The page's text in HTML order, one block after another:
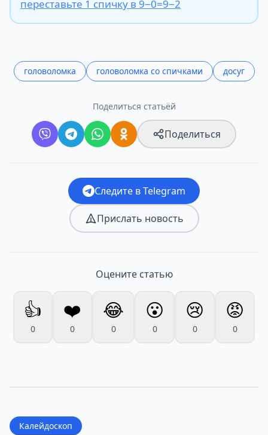
переставьте 1 спичку в 9−0=9−2
головоломка головоломка со спичками досуг
Поделиться статьёй
Поделиться
Следите в Telegram
Прислать новость
Оцените статью
👍
0
❤️
0
😂
0
😮
0
😢
0
😡
0
Калейдоскоп